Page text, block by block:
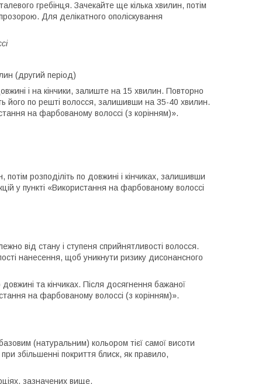
гребінця. Зачекайте ще кілька хвилин, потім
Для делікатного ополіскування
(другий період)
і на кінчики, залиште на 15 хвилин. Повторно
його по решті волосся, залишивши на 35-40 хвилин.
на фарбованому волоссі (з корінням)».
розподіліть по довжині і кінчиках, залишивши
у пункті «Використання на фарбованому волоссі
від стану і ступеня сприйнятливості волосся.
нанесення, щоб уникнути ризику дисонансного
та кінчиках. Після досягнення бажаної
на фарбованому волоссі (з корінням)».
(натуральним) кольором тієї самої висоти
збільшенні покриття блиск, як правило,
зазначених вище.